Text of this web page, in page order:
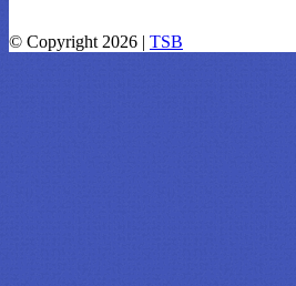
© Copyright 2026 | TSB